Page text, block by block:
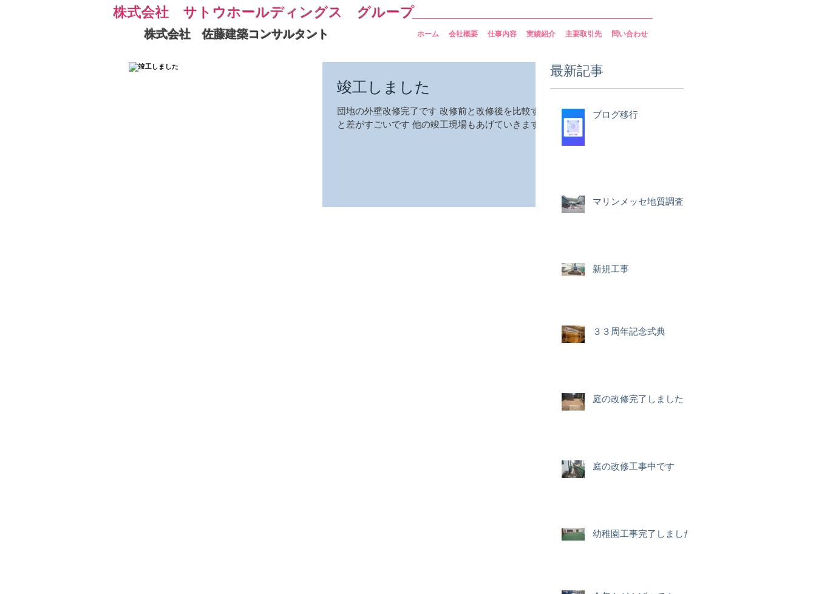
株式会社 サトウホールディングス グループ
株式会社 佐藤建築コンサルタント ホーム 会社概要 仕事内容 実績紹介 主要取引先 問い合わせ
竣工しました
団地の外壁改修完了です 改修前と改修後を比較する
と差がすごいです 他の竣工現場もあげていきます
最新記事
ブログ移行
マリンメッセ地質調査
新規工事
３３周年記念式典
庭の改修完了しました
庭の改修工事中です
幼稚園工事完了しました